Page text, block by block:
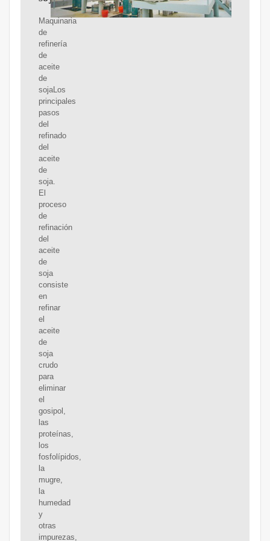
Maquinaria
de
refinería
de
aceite
de
sojaLos
principales
pasos
del
refinado
del
aceite
de
soja.
El
proceso
de
refinación
del
aceite
de
soja
consiste
en
refinar
el
aceite
de
soja
crudo
para
eliminar
el
gosipol,
las
proteínas,
los
fosfolípidos,
la
mugre,
la
humedad
y
otras
impurezas,